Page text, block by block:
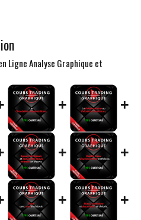
Ligne Analyse Graphique et
+ +
+ +
+ +